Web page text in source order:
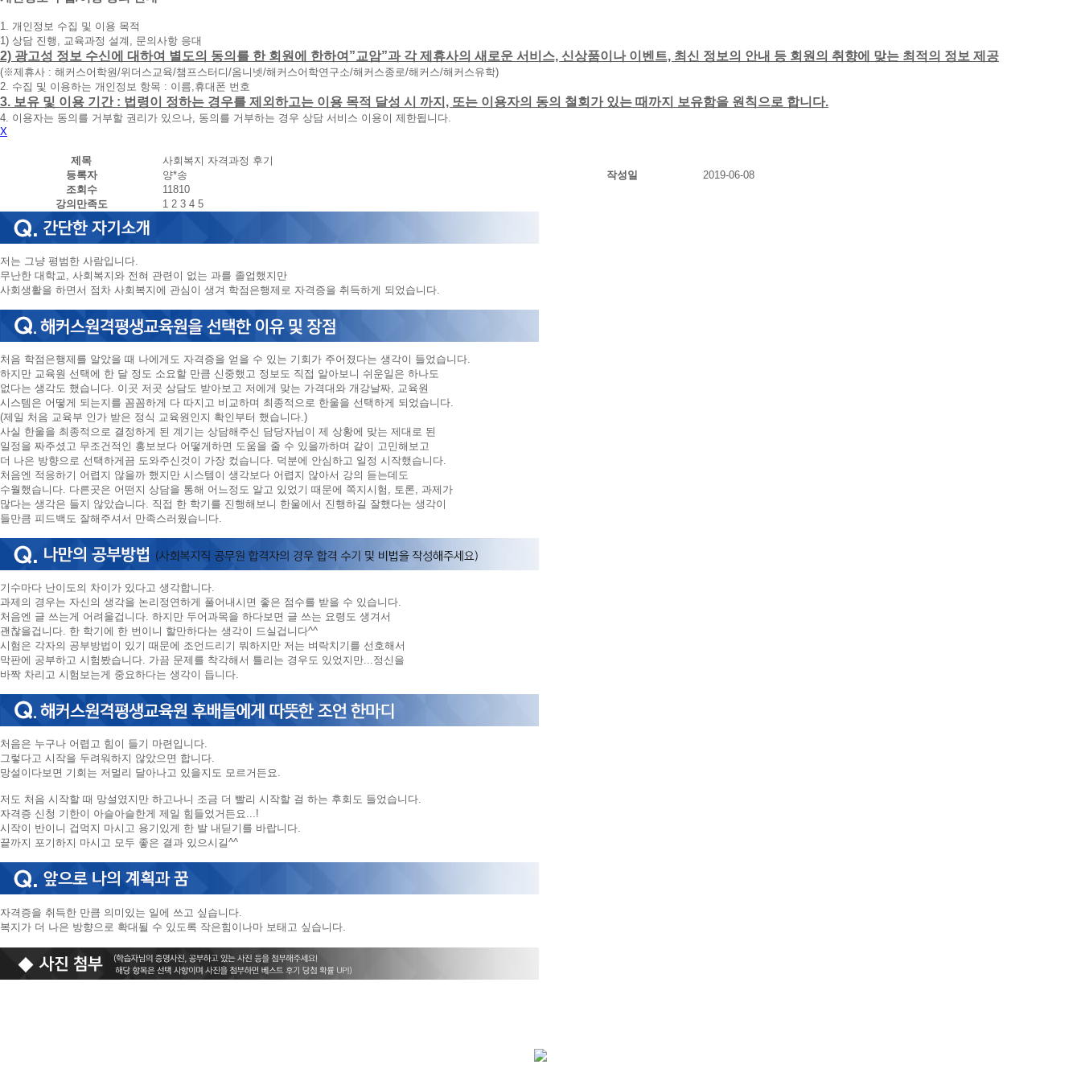
휴
대
폰
번
호
를
입
력
내
에
전
화
니
다.
1. 개인정보 수집 및 이용 목적
1) 상담 진행, 교육과정 설계, 문의사항 응대
2) 광고성 정보 수신에 대하여 별도의 동의를 한 회원에 한하여”교암”과 각 제휴사의 새로운 서비스, 신상품이나 이벤트, 최신 정보의 안내 등 회원의 취향에 맞는 최적의 정보 제공
(※제휴사 : 해커스어학원/위더스교육/챔프스터디/옴니넷/해커스어학연구소/해커스종로/해커스/해커스유학)
2. 수집 및 이용하는 개인정보 항목 : 이름,휴대폰 번호
3. 보유 및 이용 기간 : 법령이 정하는 경우를 제외하고는 이용 목적 달성 시 까지, 또는 이용자의 동의 철회가 있는 때까지 보유함을 원칙으로 합니다.
4. 이용자는 동의를 거부할 권리가 있으나, 동의를 거부하는 경우 상담 서비스 이용이 제한됩니다.
X
제목
사회복지 자격과정 후기
등록자
양*송 작성일
2019-06-08
조회수
11810
강의만족도
1 2 3 4 5
저는 그냥 평범한 사람입니다.
무난한 대학교, 사회복지와 전혀 관련이 없는 과를 졸업했지만
사회생활을 하면서 점차 사회복지에 관심이 생겨 학점은행제로 자격증을 취득하게 되었습니다.
처음 학점은행제를 알았을 때 나에게도 자격증을 얻을 수 있는 기회가 주어졌다는 생각이 들었습니다.
하지만 교육원 선택에 한 달 정도 소요할 만큼 신중했고 정보도 직접 알아보니 쉬운일은 하나도
없다는 생각도 했습니다. 이곳 저곳 상담도 받아보고 저에게 맞는 가격대와 개강날짜, 교육원
시스템은 어떻게 되는지를 꼼꼼하게 다 따지고 비교하며 최종적으로 한울을 선택하게 되었습니다.
(제일 처음 교육부 인가 받은 정식 교육원인지 확인부터 했습니다.)
사실 한울을 최종적으로 결정하게 된 계기는 상담해주신 담당자님이 제 상황에 맞는 제대로 된
일정을 짜주셨고 무조건적인 홍보보다 어떻게하면 도움을 줄 수 있을까하며 같이 고민해보고
더 나은 방향으로 선택하게끔 도와주신것이 가장 컸습니다. 덕분에 안심하고 일정 시작했습니다.
처음엔 적응하기 어렵지 않을까 했지만 시스템이 생각보다 어렵지 않아서 강의 듣는데도
수월했습니다. 다른곳은 어떤지 상담을 통해 어느정도 알고 있었기 때문에 쪽지시험, 토론, 과제가
많다는 생각은 들지 않았습니다. 직접 한 학기를 진행해보니 한울에서 진행하길 잘했다는 생각이
들만큼 피드백도 잘해주셔서 만족스러웠습니다.
기수마다 난이도의 차이가 있다고 생각합니다.
과제의 경우는 자신의 생각을 논리정연하게 풀어내시면 좋은 점수를 받을 수 있습니다.
처음엔 글 쓰는게 어려울겁니다. 하지만 두어과목을 하다보면 글 쓰는 요령도 생겨서
괜찮을겁니다. 한 학기에 한 번이니 할만하다는 생각이 드실겁니다^^
시험은 각자의 공부방법이 있기 때문에 조언드리기 뭐하지만 저는 벼락치기를 선호해서
막판에 공부하고 시험봤습니다. 가끔 문제를 착각해서 틀리는 경우도 있었지만...정신을
바짝 차리고 시험보는게 중요하다는 생각이 듭니다.
처음은 누구나 어렵고 힘이 들기 마련입니다.
그렇다고 시작을 두려워하지 않았으면 합니다.
망설이다보면 기회는 저멀리 달아나고 있을지도 모르거든요.
저도 처음 시작할 때 망설였지만 하고나니 조금 더 빨리 시작할 걸 하는 후회도 들었습니다.
자격증 신청 기한이 아슬아슬한게 제일 힘들었거든요...!
시작이 반이니 겁먹지 마시고 용기있게 한 발 내딛기를 바랍니다.
끝까지 포기하지 마시고 모두 좋은 결과 있으시길^^
자격증을 취득한 만큼 의미있는 일에 쓰고 싶습니다.
복지가 더 나은 방향으로 확대될 수 있도록 작은힘이나마 보태고 싶습니다.